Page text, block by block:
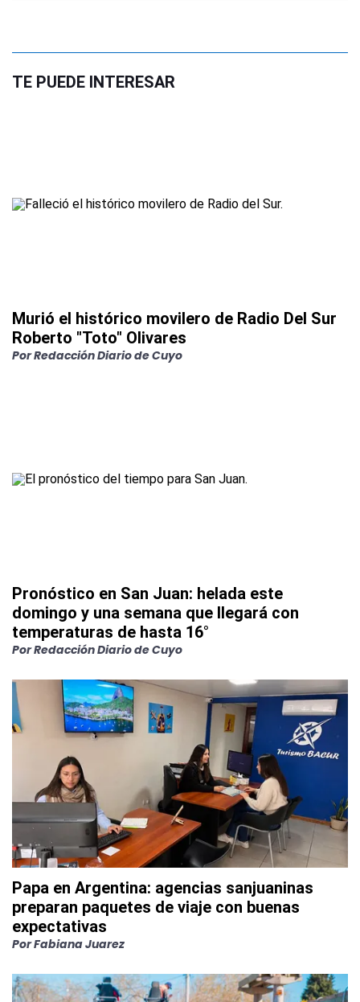
TE PUEDE INTERESAR
Murió el histórico movilero de Radio Del Sur
Roberto "Toto" Olivares
PorRedacción Diario de Cuyo
Pronóstico en San Juan: helada este
domingo y una semana que llegará con
temperaturas de hasta 16°
PorRedacción Diario de Cuyo
Papa en Argentina: agencias sanjuaninas
preparan paquetes de viaje con buenas
expectativas
PorFabiana Juarez